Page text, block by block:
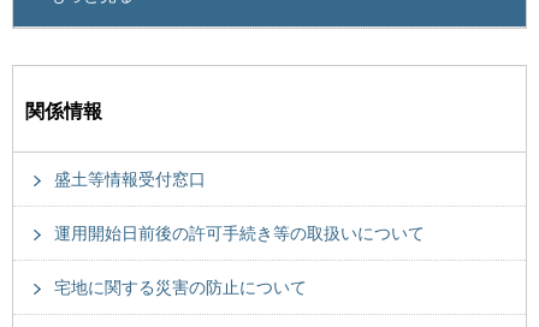
関係情報
盛土等情報受付窓口
運用開始日前後の許可手続き等の取扱いについて
宅地に関する災害の防止について